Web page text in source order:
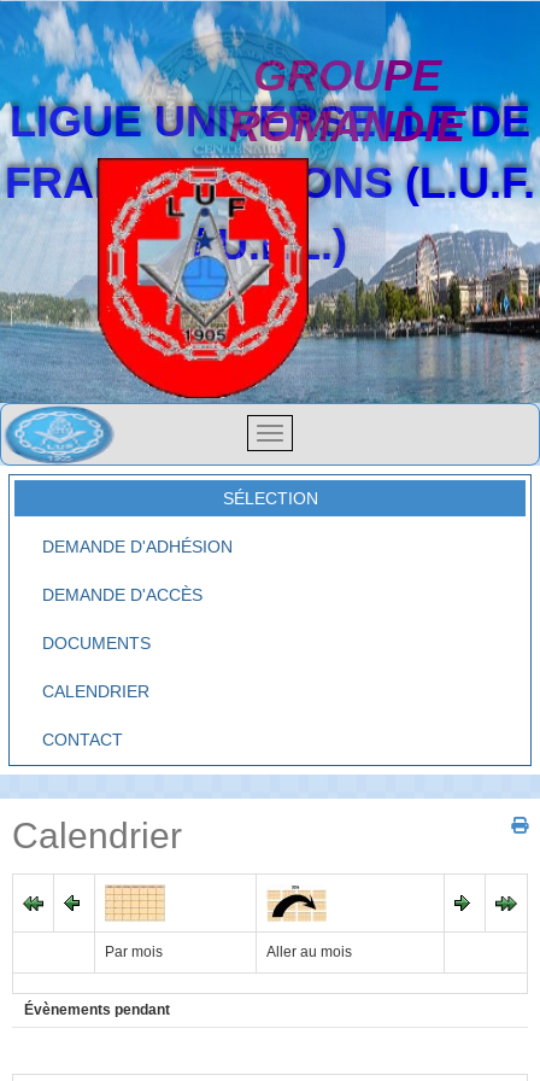
LIGUE UNIVERSELLE DE
FRANCS-MAÇONS (L.U.F.
/ U.F.L.)
GROUPE
ROMANDIE
SÉLECTION
DEMANDE D'ADHÉSION
DEMANDE D'ACCÈS
DOCUMENTS
CALENDRIER
CONTACT
Calendrier
Par mois Aller au mois
Évènements pendant